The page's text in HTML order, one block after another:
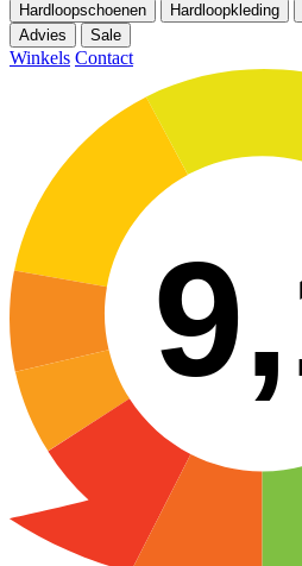
Hardloopschoenen Hardloopkleding
Advies
Sale
Winkels Contact